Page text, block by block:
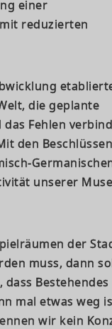
einer
reduzierten
die geplante
Fehlen
den
unserer
der
muss, dann
mal etwas weg
wir kein